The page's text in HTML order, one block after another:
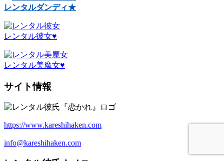
レンタルダンディ★
レンタル彼女♥
レンタル美魔女♥
サイト情報
https://www.kareshihaken.com
info@kareshihaken.com